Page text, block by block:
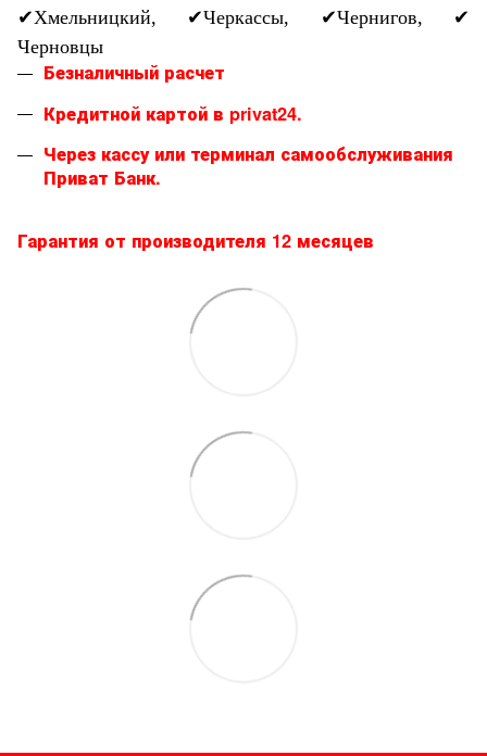
✔Хмельницкий, ✔Черкассы, ✔Чернигов, ✔
Черновцы
Безналичный расчет
Кредитной картой в privat24.
Через кассу или терминал самообслуживания
Приват Банк.
Гарантия от производителя 12 месяцев